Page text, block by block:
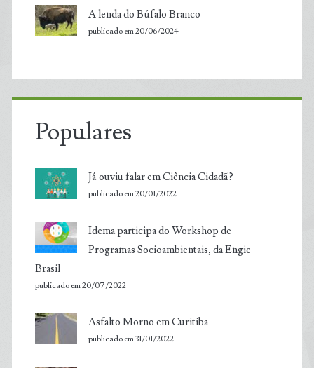
A lenda do Búfalo Branco
publicado em 20/06/2024
Populares
Já ouviu falar em Ciência Cidadã?
publicado em 20/01/2022
Idema participa do Workshop de
Programas Socioambientais, da Engie
Brasil
publicado em 20/07/2022
Asfalto Morno em Curitiba
publicado em 31/01/2022